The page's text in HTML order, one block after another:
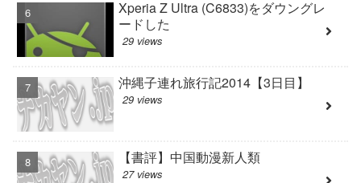
Xperia Z Ultra (C6833)をダウングレ
ードした
29 views
沖縄子連れ旅行記2014【3日目】
29 views
【書評】中国動漫新人類
27 views